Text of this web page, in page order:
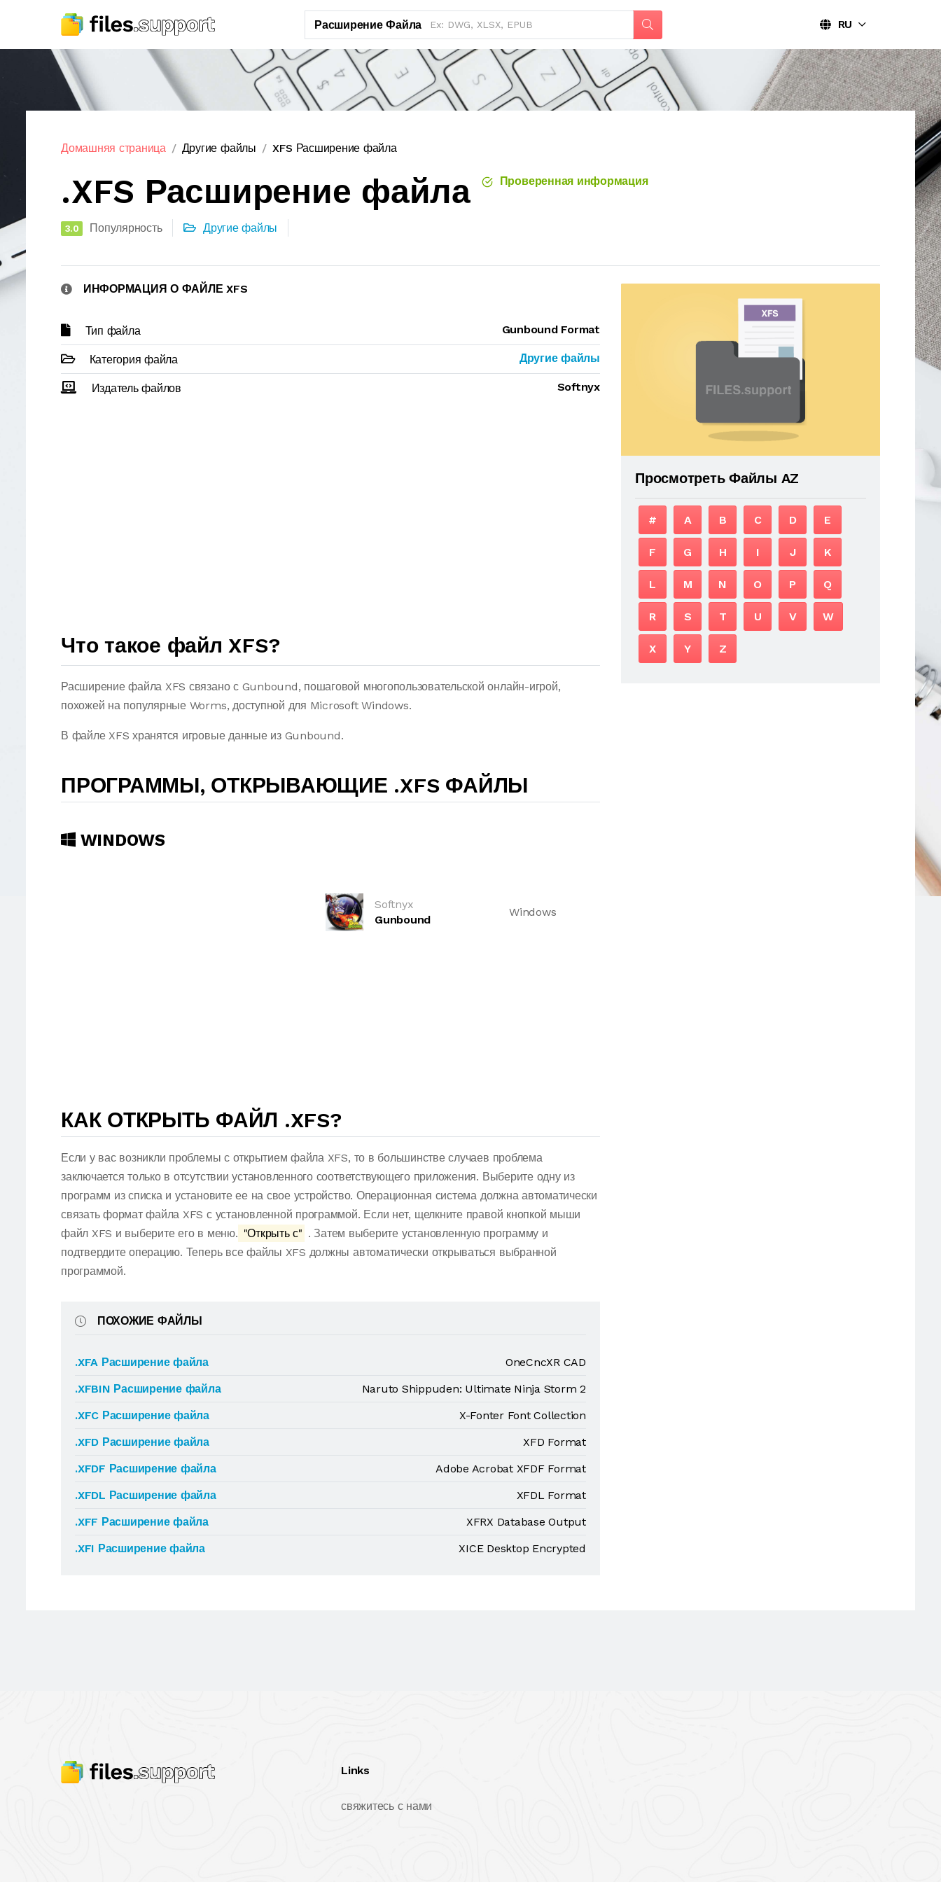
Расширение Файла RU
Домашняя страница Другие файлы XFS Расширение файла
.XFS Расширение файла Проверенная информация
3.0 Популярность Другие файлы
ИНФОРМАЦИЯ О ФАЙЛЕ XFS
Тип файла Gunbound Format
Категория файла Другие файлы
Издатель файлов Softnyx
Что такое файл XFS?
Расширение файла XFS связано с Gunbound, пошаговой многопользовательской онлайн-игрой,
похожей на популярные Worms, доступной для Microsoft Windows.
В файле XFS хранятся игровые данные из Gunbound.
ПРОГРАММЫ, ОТКРЫВАЮЩИЕ .XFS ФАЙЛЫ
WINDOWS
Softnyx
Gunbound
Windows
КАК ОТКРЫТЬ ФАЙЛ .XFS?
Если у вас возникли проблемы с открытием файла XFS, то в большинстве случаев проблема
заключается только в отсутствии установленного соответствующего приложения. Выберите одну из
программ из списка и установите ее на свое устройство. Операционная система должна автоматически
связать формат файла XFS с установленной программой. Если нет, щелкните правой кнопкой мыши
файл XFS и выберите его в меню. "Открыть с" . Затем выберите установленную программу и
подтвердите операцию. Теперь все файлы XFS должны автоматически открываться выбранной
программой.
ПОХОЖИЕ ФАЙЛЫ
.XFA Расширение файла
OneCncXR CAD
.XFBIN Расширение файла
Naruto Shippuden: Ultimate Ninja Storm 2
.XFC Расширение файла
X-Fonter Font Collection
.XFD Расширение файла
XFD Format
.XFDF Расширение файла
Adobe Acrobat XFDF Format
.XFDL Расширение файла
XFDL Format
.XFF Расширение файла
XFRX Database Output
.XFI Расширение файла
XICE Desktop Encrypted
Просмотреть Файлы AZ
# A B C D E
F G H I J K
L M N O P Q
R S T U V W
X Y Z
Links
свяжитесь с нами